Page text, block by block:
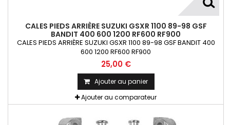
CALES PIEDS ARRIÈRE SUZUKI GSXR 1100 89-98 GSF
BANDIT 400 600 1200 RF600 RF900
CALES PIEDS ARRIÈRE SUZUKI GSXR 1100 89-98 GSF BANDIT 400
600 1200 RF600 RF900
25,00 €
Ajouter au panier
Ajouter au comparateur